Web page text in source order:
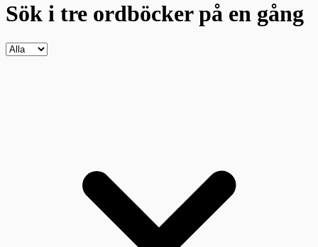
Sök i tre ordböckerpå en gång